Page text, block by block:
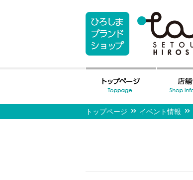
トップページ イベント情報